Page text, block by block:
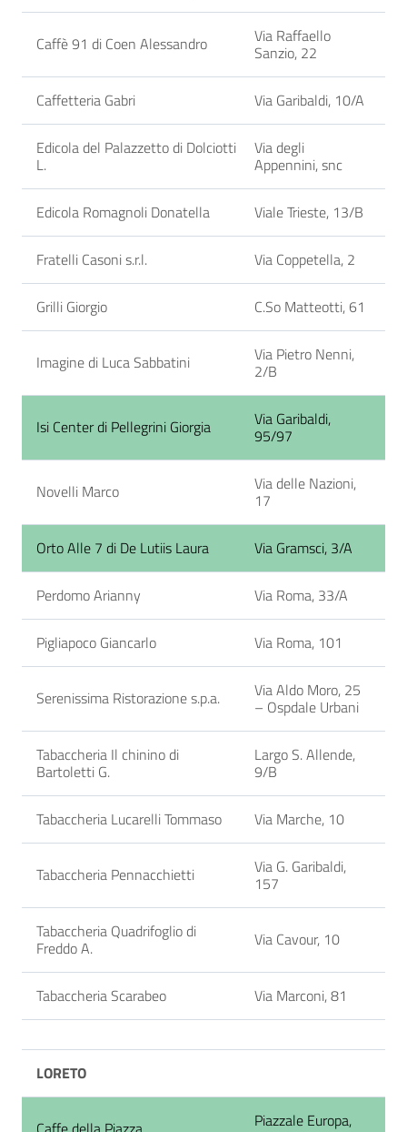
Caffè 91 di Coen Alessandro Via Raffaello
Sanzio, 22
Caffetteria Gabri Via Garibaldi, 10/A
Edicola del Palazzetto di Dolciotti
L.
Via degli
Appennini, snc
Edicola Romagnoli Donatella Viale Trieste, 13/B
Fratelli Casoni s.r.l. Via Coppetella, 2
Grilli Giorgio C.So Matteotti, 61
Imagine di Luca Sabbatini Via Pietro Nenni,
2/B
Isi Center di Pellegrini Giorgia Via Garibaldi,
95/97
Novelli Marco Via delle Nazioni,
17
Orto Alle 7 di De Lutiis Laura Via Gramsci, 3/A
Perdomo Arianny Via Roma, 33/A
Pigliapoco Giancarlo Via Roma, 101
Serenissima Ristorazione s.p.a. Via Aldo Moro, 25
– Ospdale Urbani
Tabaccheria Il chinino di
Bartoletti G.
Largo S. Allende,
9/B
Tabaccheria Lucarelli Tommaso Via Marche, 10
Tabaccheria Pennacchietti Via G. Garibaldi,
157
Tabaccheria Quadrifoglio di
Freddo A. Via Cavour, 10
Tabaccheria Scarabeo Via Marconi, 81
LORETO
Piazzale Europa,